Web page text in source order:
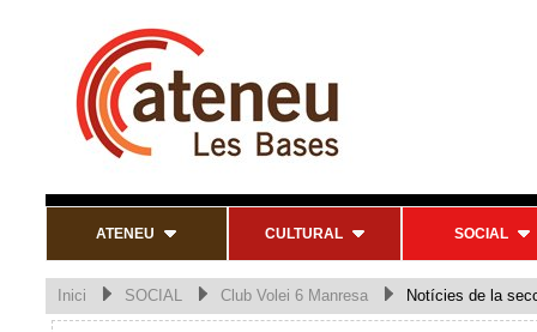
ATENEU CULTURAL SOCIAL
Inici SOCIAL Club Volei 6 Manresa Notícies de la